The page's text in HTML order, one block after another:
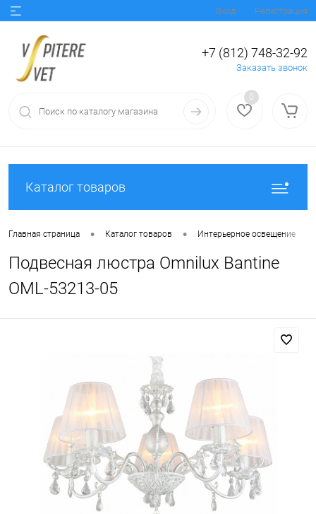
Вход Регистрация
+7 (812) 748-32-92
Заказать звонок
0
Каталог товаров
Главная страница • Каталог товаров • Интерьерное освещение
Подвесная люстра Omnilux Bantine
OML-53213-05